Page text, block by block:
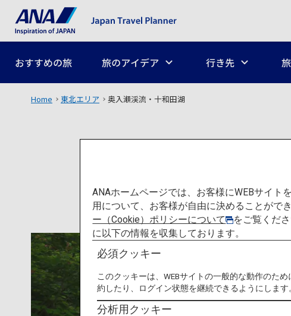
おすすめの旅 旅のアイデア 行き先
Home 東北エリア 奥入瀬渓流・十和田湖
ANAホームページでは、お客様にWEBサイ
用について、お客様が自由に決めることがで
ー（Cookie）ポリシーについて
をご覧くだ
に以下の情報を収集しております。
必須クッキー
このクッキーは、WEBサイトの一般的な動作のた
約したり、ログイン状態を継続できるようにします
分析用クッキー